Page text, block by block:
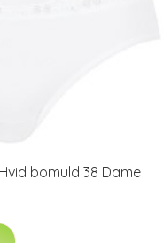
bomuld 38 Dame